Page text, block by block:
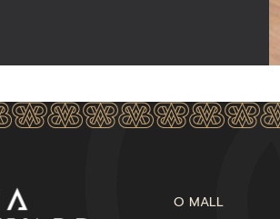
O MALL